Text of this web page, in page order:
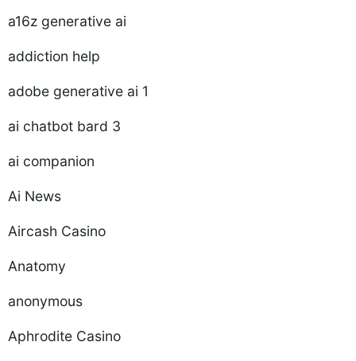
a16z generative ai
addiction help
adobe generative ai 1
ai chatbot bard 3
ai companion
Ai News
Aircash Casino
Anatomy
anonymous
Aphrodite Casino